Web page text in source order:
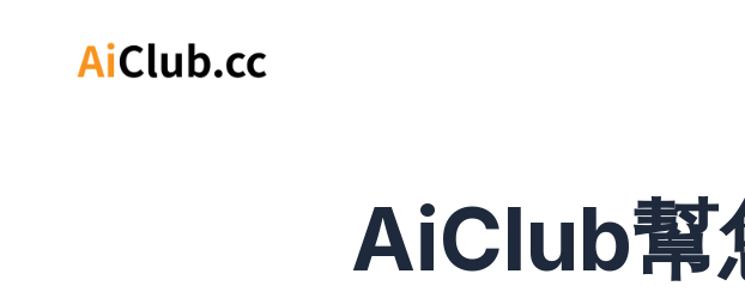
AiClub幫